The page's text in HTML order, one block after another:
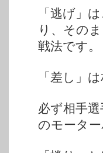
「逃げ」
り、その
戦法です。
「差し」
必ず相手
のモータ